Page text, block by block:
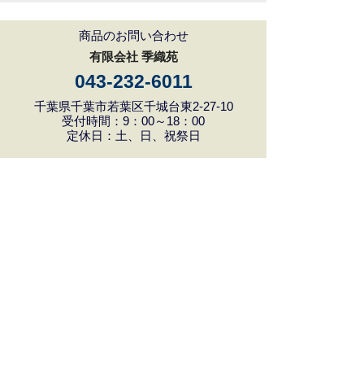
商品のお問い合わせ
有限会社 季織苑
043-232-6011
千葉県千葉市若葉区千城台東2-27-10
受付時間：9：00～18：00
定休日：土、日、祝祭日